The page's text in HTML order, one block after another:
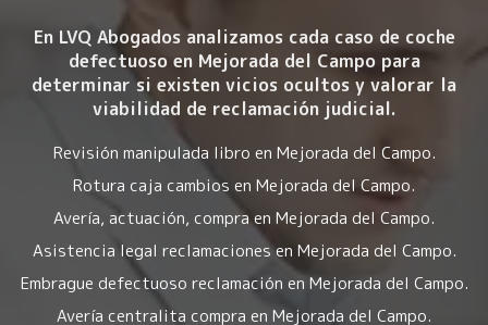
En LVQ Abogados analizamos cada caso de coche
defectuoso en Mejorada del Campo para
determinar si existen vicios ocultos y valorar la
viabilidad de reclamación judicial.
Revisión manipulada libro en Mejorada del Campo.
Rotura caja cambios en Mejorada del Campo.
Avería, actuación, compra en Mejorada del Campo.
Asistencia legal reclamaciones en Mejorada del Campo.
Embrague defectuoso reclamación en Mejorada del Campo.
Avería centralita compra en Mejorada del Campo.